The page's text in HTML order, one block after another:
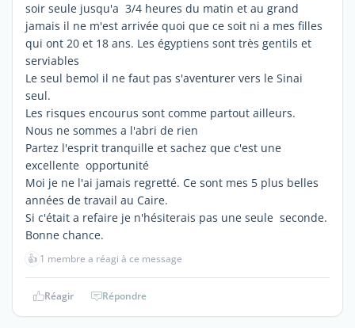
soir seule jusqu'a 3/4 heures du matin et au grand
jamais il ne m'est arrivée quoi que ce soit ni a mes filles
qui ont 20 et 18 ans. Les égyptiens sont très gentils et
serviables
Le seul bemol il ne faut pas s'aventurer vers le Sinai
seul.
Les risques encourus sont comme partout ailleurs.
Nous ne sommes a l'abri de rien
Partez l'esprit tranquille et sachez que c'est une
excellente opportunité
Moi je ne l'ai jamais regretté. Ce sont mes 5 plus belles
années de travail au Caire.
Si c'était a refaire je n'hésiterais pas une seule seconde.
Bonne chance.
👍 1 membre a réagi à ce message
Réagir Répondre